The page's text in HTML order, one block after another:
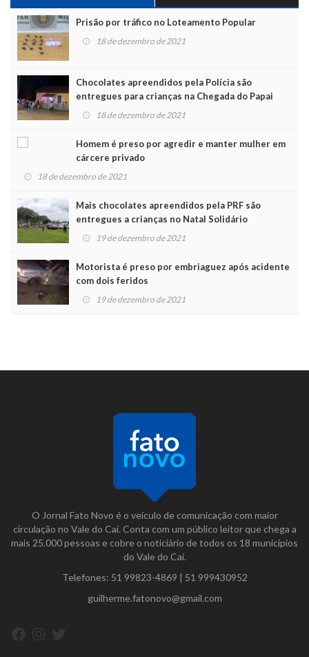
Prisão por tráfico no Loteamento Popular
18 de dezembro de 2021
Chocolates apreendidos pela Polícia são
entregues para crianças na Chegada do Papai
Noel
18 de dezembro de 2021
Homem é preso por agredir e manter mulher em
cárcere privado
18 de dezembro de 2021
Mais chocolates apreendidos pela PRF são
entregues a crianças no Natal Solidário
19 de dezembro de 2021
Motorista é preso por embriaguez após acidente
com dois feridos
19 de dezembro de 2021
O Jornal Fato Novo é o veículo de comunicação com maior
circulação no Vale do Caí. Conta com um público leitor que chega a
mais 25.000 pessoas e cobre o noticiário de todos os 18 municípios
do Vale do Caí.
Telefones: 51 99823-4869 | 51 999430952
guilherme.fatonovo@gmail.com